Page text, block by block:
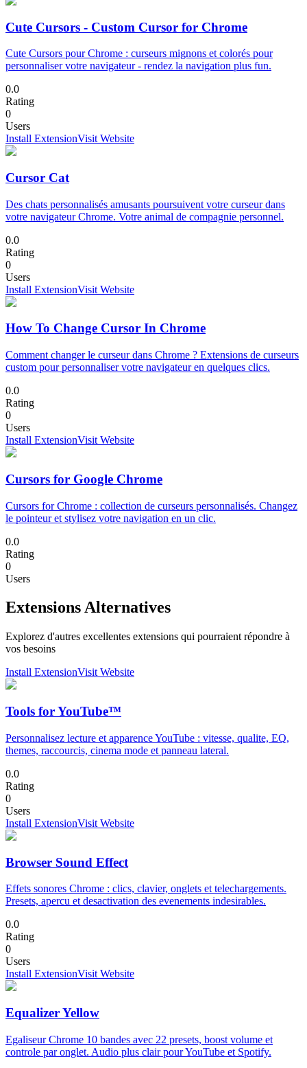
Cute Cursors - Custom Cursor for Chrome
Cute Cursors pour Chrome : curseurs mignons et colorés pour
personnaliser votre navigateur - rendez la navigation plus fun.
0.0
Rating
0
Users
Install ExtensionVisit Website
Cursor Cat
Des chats personnalisés amusants poursuivent votre curseur dans
votre navigateur Chrome. Votre animal de compagnie personnel.
0.0
Rating
0
Users
Install ExtensionVisit Website
How To Change Cursor In Chrome
Comment changer le curseur dans Chrome ? Extensions de curseurs
custom pour personnaliser votre navigateur en quelques clics.
0.0
Rating
0
Users
Install ExtensionVisit Website
Cursors for Google Chrome
Cursors for Chrome : collection de curseurs personnalisés. Changez
le pointeur et stylisez votre navigation en un clic.
0.0
Rating
0
Users
Extensions Alternatives
Explorez d'autres excellentes extensions qui pourraient répondre à
vos besoins
Install ExtensionVisit Website
Tools for YouTube™
Personnalisez lecture et apparence YouTube : vitesse, qualite, EQ,
themes, raccourcis, cinema mode et panneau lateral.
0.0
Rating
0
Users
Install ExtensionVisit Website
Browser Sound Effect
Effets sonores Chrome : clics, clavier, onglets et telechargements.
Presets, apercu et desactivation des evenements indesirables.
0.0
Rating
0
Users
Install ExtensionVisit Website
Equalizer Yellow
Egaliseur Chrome 10 bandes avec 22 presets, boost volume et
controle par onglet. Audio plus clair pour YouTube et Spotify.